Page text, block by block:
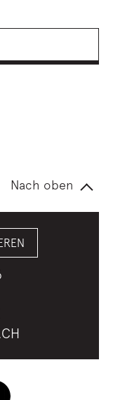
Nach oben